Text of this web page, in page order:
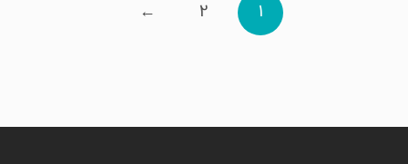
1
2
←